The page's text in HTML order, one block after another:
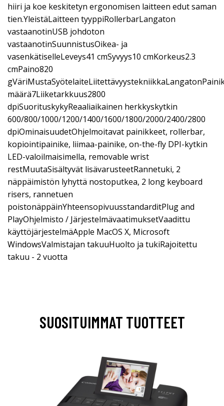
hiiri ja koe keskitetyn ergonomisen laitteen edut saman
tien.YleistäLaitteen tyyppiRollerbarLangaton
vastaanotinUSB johdoton
vastaanotinSuunnistusOikea- ja
vasenkätiselleLeveys41 cmSyvyys10 cmKorkeus2.3
cmPaino820
määrä7Liiketarkkuus2800
dpiSuorituskykyReaaliaikainen herkkyskytkin
600/800/1000/1200/1400/1600/1800/2000/2400/2800
dpiOminaisuudetOhjelmoitavat painikkeet, rollerbar,
kopiointipainike, liimaa-painike, on-the-fly DPI-kytkin
LED-valoilmaisimella, removable wrist
restMuutaSisältyvät lisävarusteetRannetuki, 2
näppäimistön lyhyttä nostoputkea, 2 long keyboard
risers, rannetuen
poistonäppäinYhteensopivuusstandarditPlug and
PlayOhjelmisto / JärjestelmävaatimuksetVaadittu
käyttöjärjestelmäApple MacOS X, Microsoft
WindowsValmistajan takuuHuolto ja tukiRajoitettu
takuu - 2 vuotta
SUOSITUIMMAT TUOTTEET